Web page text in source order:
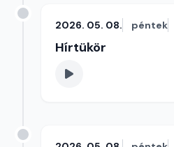
2026. 05. 08. péntek
Hírtükör